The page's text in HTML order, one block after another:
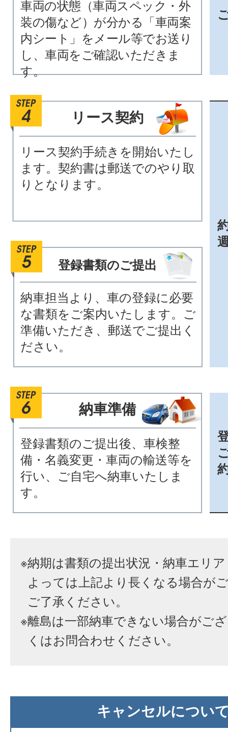
車両の状態（車両スペック・外
装の傷など）が分かる「車両案
内シート」をメール等でお送り
し、車両をご確認いただきま
す。
リース契約
リース契約手続きを開始いたし
ます。契約書は郵送でのやり取
りとなります。
登録書類のご提出
納車担当より、車の登録に必要
な書類をご案内いたします。ご
準備いただき、郵送でご提出く
ださい。
納車準備
登録書類のご提出後、車検整
備・名義変更・車両の輸送等を
行い、ご自宅へ納車いたしま
す。
※納期は書類の提出状況・納車エリ
よっては上記より長くなる場合が
ご了承ください。
※離島は一部納車できない場合がご
くはお問合わせください。
キャンセルについ